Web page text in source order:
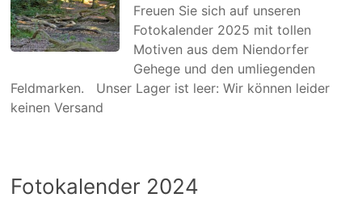
Freuen Sie sich auf unseren
Fotokalender 2025 mit tollen
Motiven aus dem Niendorfer
Gehege und den umliegenden
Feldmarken. Unser Lager ist leer: Wir können leider
keinen Versand
Fotokalender 2024